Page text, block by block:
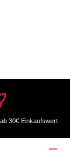
30€ Einkaufswert